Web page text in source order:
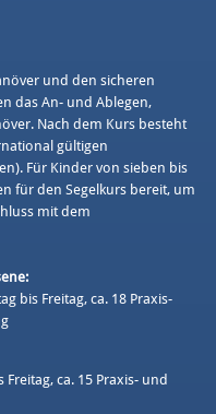
und den sicheren
das An- und Ablegen,
Nach dem Kurs besteht
gültigen
Für Kinder von sieben bis
für den Segelkurs bereit, um
mit dem
bis Freitag, ca. 18 Praxis-
ca. 15 Praxis- und